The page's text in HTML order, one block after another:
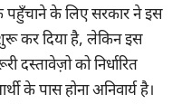
पहुँचाने के लिए सरकार ने इस
कर दिया है, लेकिन इस
को निर्धारित
के पास होना अनिवार्य है।